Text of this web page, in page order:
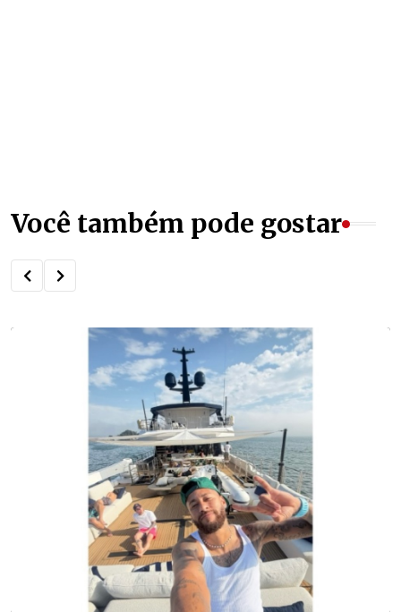
Você também pode gostar